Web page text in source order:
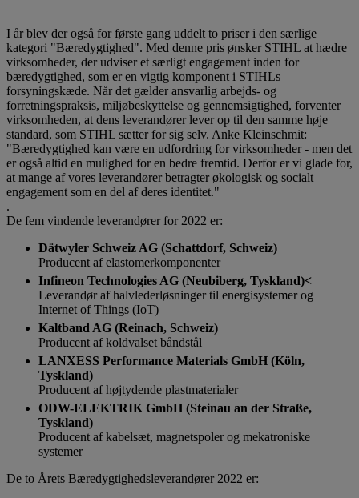
I år blev der også for første gang uddelt to priser i den særlige
kategori "Bæredygtighed". Med denne pris ønsker STIHL at hædre
virksomheder, der udviser et særligt engagement inden for
bæredygtighed, som er en vigtig komponent i STIHLs
forsyningskæde. Når det gælder ansvarlig arbejds- og
forretningspraksis, miljøbeskyttelse og gennemsigtighed, forventer
virksomheden, at dens leverandører lever op til den samme høje
standard, som STIHL sætter for sig selv. Anke Kleinschmit:
"Bæredygtighed kan være en udfordring for virksomheder - men det
er også altid en mulighed for en bedre fremtid. Derfor er vi glade for,
at mange af vores leverandører betragter økologisk og socialt
engagement som en del af deres identitet."
.
De fem vindende leverandører for 2022 er:
Dätwyler Schweiz AG (Schattdorf, Schweiz)
Producent af elastomerkomponenter
Infineon Technologies AG (Neubiberg, Tyskland)<
Leverandør af halvlederløsninger til energisystemer og
Internet of Things (IoT)
Kaltband AG (Reinach, Schweiz)
Producent af koldvalset båndstål
LANXESS Performance Materials GmbH (Köln,
Tyskland)
Producent af højtydende plastmaterialer
ODW-ELEKTRIK GmbH (Steinau an der Straße,
Tyskland)
Producent af kabelsæt, magnetspoler og mekatroniske
systemer
De to Årets Bæredygtighedsleverandører 2022 er: